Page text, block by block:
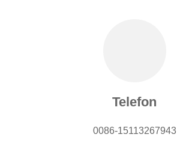
Telefon
0086-15113267943